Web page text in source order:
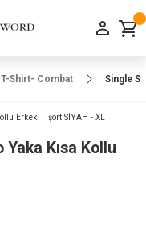
Shirt- Combat Single
Kısa Kollu